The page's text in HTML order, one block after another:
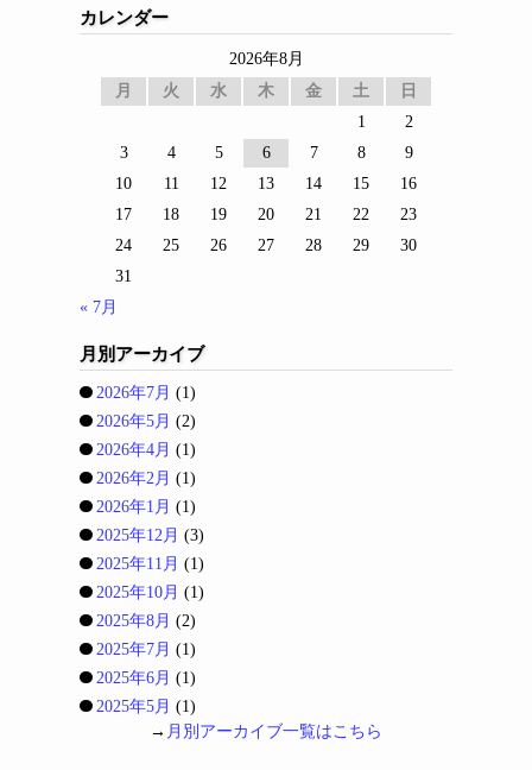
カレンダー
2026年8月
月
火 水 木 金 土
日
1
2
3
4 5 6 7 8
9
10
11 12 13 14 15
16
17
18 19 20 21 22
23
24
25 26 27 28 29
30
31
« 7月
月別アーカイブ
2026年7月 (1)
2026年5月 (2)
2026年4月 (1)
2026年2月 (1)
2026年1月 (1)
2025年12月 (3)
2025年11月 (1)
2025年10月 (1)
2025年8月 (2)
2025年7月 (1)
2025年6月 (1)
2025年5月 (1)
→ 月別アーカイブ一覧はこちら